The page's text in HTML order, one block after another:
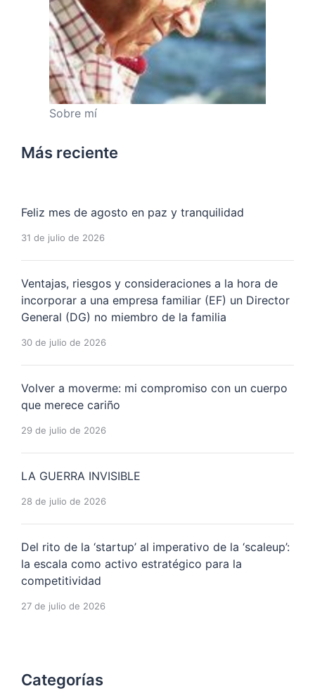
Sobre mí
Más reciente
Feliz mes de agosto en paz y tranquilidad
31 de julio de 2026
Ventajas, riesgos y consideraciones a la hora de
incorporar a una empresa familiar (EF) un Director
General (DG) no miembro de la familia
30 de julio de 2026
Volver a moverme: mi compromiso con un cuerpo
que merece cariño
29 de julio de 2026
LA GUERRA INVISIBLE
28 de julio de 2026
Del rito de la ‘startup’ al imperativo de la ‘scaleup’:
la escala como activo estratégico para la
competitividad
27 de julio de 2026
Categorías